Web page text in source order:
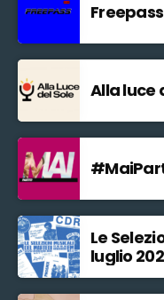
Alla luce
Le
luglio